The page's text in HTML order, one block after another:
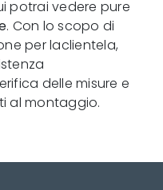
potrai vedere pure
. Con lo scopo di
per laclientela,
delle misure e
al montaggio.